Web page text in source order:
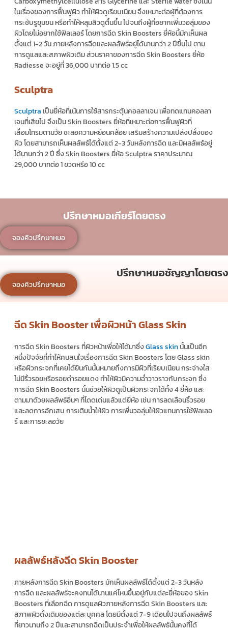
ในเรื่องของการฟื้นฟูผิว ทำให้ผิวดูเรียบเนียน จึงเหมาะต่อผู้ที่ต้องการ
กระชับรูขุมขน หรือทำให้หลุมสิวดูตื้นขึ้น ไปจนถึงผู้ที่อยากเพิ่มวอลุ่มของ
ผิวโดยไม่อยากใช้ฟิลเลอร์ โดยการฉีดSkin Boostersยี่ห้อนี้มักเห็นผล
ตั้งแต่ 1-2 วัน ภายหลังการฉีดและผลลัพธ์อยู่ได้นานกว่า 2 ปีขึ้นไป ตาม
การดูแลและสภาพผิวเดิม ส่วนราคาของการฉีดSkin Boostersยี่ห้อ
Radiesse จะอยู่ที่ 36,000 บาทต่อ 1.5 cc
Sculptra
Sculptra เป็นยี่ห้อที่เน้นการใช้สารกระตุ้นคอลลาเจน เพื่อทดแทนคอลลา
เจนที่เสียไป จึงเป็นSkin Boostersยี่ห้อที่เหมาะต่อการฟื้นฟูผิวที่
เสื่อมโทรมตามวัย ชะลอความหย่อนคล้อย เสริมสร้างความเปล่งปลั่งของ
ผิว โดยสามารถเห็นผลลัพธ์ได้ตั้งแต่ 2-3 วันหลังการฉีด และมีผลลัพธ์อยู่
ได้นานกว่า 2 ปี ซึ่งSkin Boostersยี่ห้อ Sculptraราคาประมาณ
29,000 บาทต่อ 1 ขวดหรือ 10 cc
ปรึกษาหมอเกียร์โดยตรง
จองคิวปรึกษาหมอ
ปรึกษาหมอชัญญาโดยตรง
จองคิวปรึกษาหมอ
ฉีด Skin Booster เพื่อผิวหน้า Glass Skin
การฉีดSkin Boosters ที่ผิวหน้าเพื่อให้ได้มาซึ่งGlass skinนั้นเป็นอีก
หนึ่งปัจจัยที่ทำให้คนสนใจเรื่องการฉีดSkin Boostersโดย Glass skin
หรือผิวกระจกที่เคยได้ยินกันนั้นหมายถึงการมีผิวที่เรียบเนียน กระจ่างใส
ไม่มีริ้วรอยหรือรอยดำรอยแดง ทำให้ผิวมีความฉ่ำวาวราวกับกระจก ซึ่ง
การฉีดSkin Boosters นั้นช่วยให้ผิวดูเป็นผิวกระจกได้ทั้ง 4 ยี่ห้อ และ
ตามมาด้วยผลลัพธ์อื่นๆ ที่โดดเด่นแล้วแต่ยี่ห้อ เช่น การลดเลือนริ้วรอย
และลดการอักเสบ การเติมน้ำให้ผิว การเพิ่มวอลุ่มให้ผิวแทนการใช้ฟิลเลอ
ร์ และการชะลอวัย
ผลลัพธ์หลังฉีด Skin Booster
ภายหลังการฉีดSkin Boosters มักเห็นผลลัพธ์ได้ตั้งแต่ 2-3 วันหลัง
การฉีด และผลลัพธ์จะคงทนได้นานแค่ไหนขึ้นอยู่กับแต่ละยี่ห้อของSkin
Boosters ที่เลือกฉีด การดูแลผิวภายหลังการฉีดSkin Boosters และ
สภาพผิวดั้งเดิมของแต่ละบุคคล โดยมีตั้งแต่ 7-9 เดือนไปจนถึงผลลัพธ์
ที่ยาวนานถึง 2 ปีและสามารถฉีดเป็นประจำเพื่อให้ผลลัพธ์นั้นคงที่ได้